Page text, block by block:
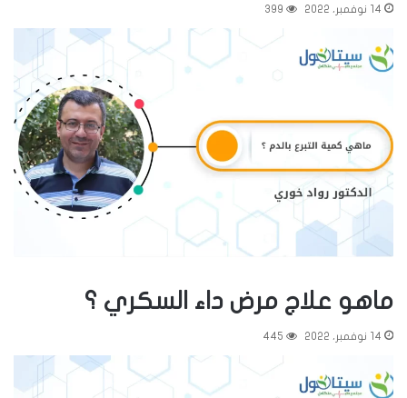
14 نوفمبر، 2022 399
ماهو علاج مرض داء السكري ؟
14 نوفمبر، 2022 445